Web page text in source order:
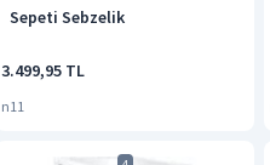
Sepeti Sebzelik
3.499,95 TL
n11